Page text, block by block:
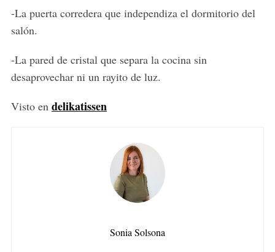
-La puerta corredera que independiza el dormitorio del
salón.
-La pared de cristal que separa la cocina sin
desaprovechar ni un rayito de luz.
Visto en delikatissen
Sonia Solsona